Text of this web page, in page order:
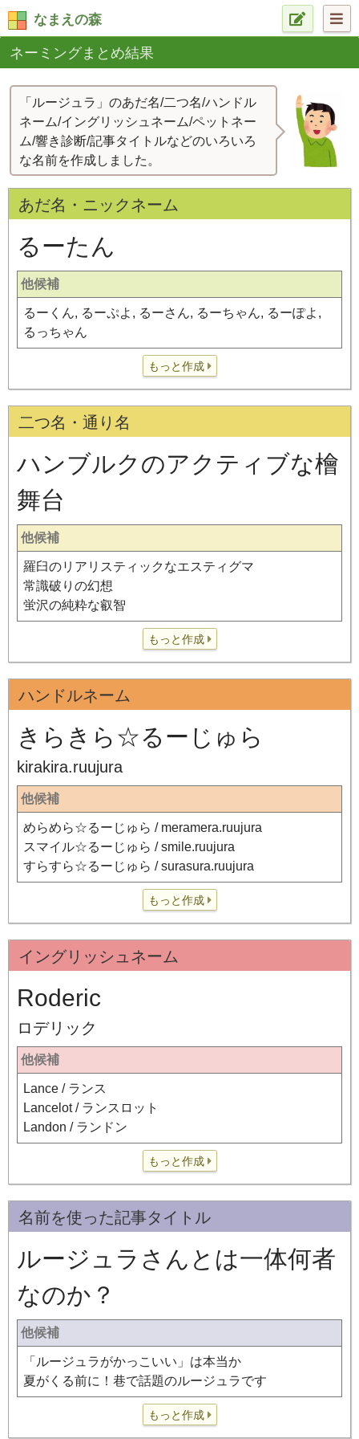
なまえの森
ネーミングまとめ結果
「ルージュラ」のあだ名/二つ名/ハンドル
ネーム/イングリッシュネーム/ペットネー
ム/響き診断/記事タイトルなどのいろいろ
な名前を作成しました。
あだ名・ニックネーム
るーたん
他候補
るーくん, るーぷよ, るーさん, るーちゃん, るーぽよ,
るっちゃん
もっと作成
二つ名・通り名
ハンブルクのアクティブな檜
舞台
他候補
羅臼のリアリスティックなエスティグマ
常識破りの幻想
蛍沢の純粋な叡智
もっと作成
ハンドルネーム
きらきら☆るーじゅら
kirakira.ruujura
他候補
めらめら☆るーじゅら / meramera.ruujura
スマイル☆るーじゅら / smile.ruujura
すらすら☆るーじゅら / surasura.ruujura
もっと作成
イングリッシュネーム
Roderic
ロデリック
他候補
Lance / ランス
Lancelot / ランスロット
Landon / ランドン
もっと作成
名前を使った記事タイトル
ルージュラさんとは一体何者
なのか？
他候補
「ルージュラがかっこいい」は本当か
夏がくる前に！巷で話題のルージュラです
もっと作成